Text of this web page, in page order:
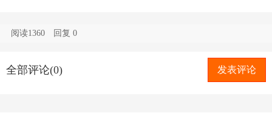
阅读1360 回复0
全部评论(0) 发表评论